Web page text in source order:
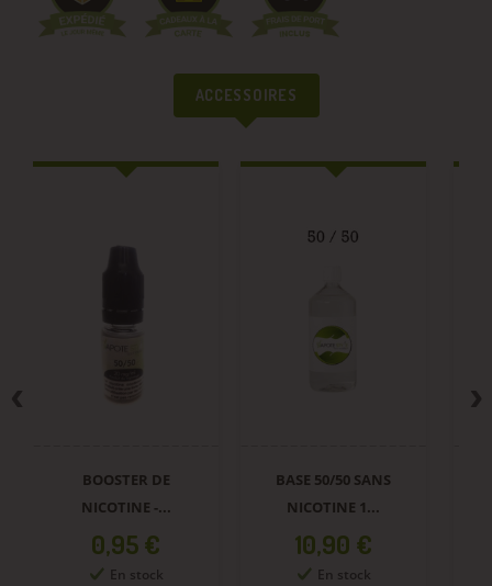
ACCESSOIRES
BOOSTER DE
NICOTINE -...
Prix
0,95 €
En stock
BASE 50/50 SANS
NICOTINE 1...
Prix
10,90 €
En stock